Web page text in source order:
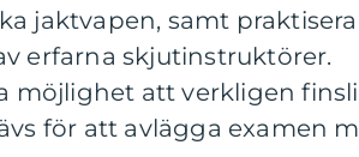
jaktvapen, samt praktisera
erfarna skjutinstruktörer.
möjlighet att verkligen
för att avlägga examen